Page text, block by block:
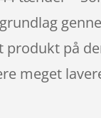
på
meget